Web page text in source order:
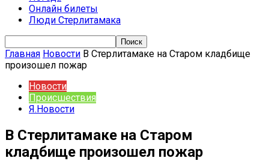
Онлайн билеты
Люди Стерлитамака
Главная Новости В Стерлитамаке на Старом кладбище
произошел пожар
Новости
Происшествия
Я.Новости
В Стерлитамаке на Старом
кладбище произошел пожар